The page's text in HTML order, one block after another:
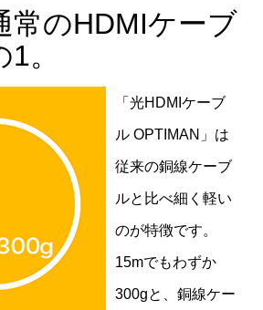
常のHDMIケーブ
。
「光HDMIケーブ
ル OPTIMAN」は
従来の銅線ケーブ
ルと比べ細く軽い
のが特徴です。
15mでもわずか
300gと、銅線ケー